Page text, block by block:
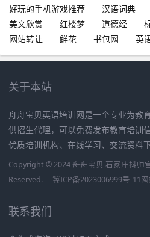
好玩的手机游戏推荐
汉语词典
美文欣赏
红楼梦 道德经
网站转让
鲜花 书包网 英
关于本站
舟舟宝贝英语培训网是一个专业为教
供招生代理，可以免费发布教育培训
优质培训机构、在线学习、交流资料
Copyright © 2024 舟舟宝贝 石家庄抖帅
Reserved.
冀ICP备2023006999号-11
联系我们